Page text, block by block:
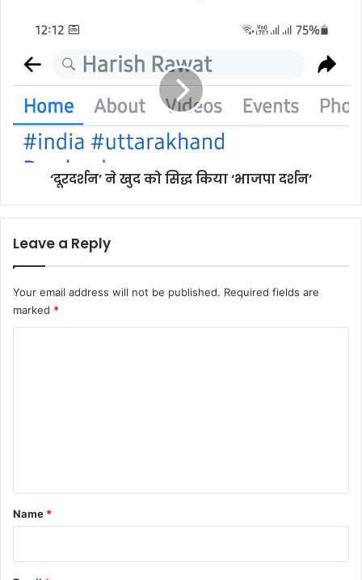
‘दूरदर्शन’
किया
‘भाजपा
दर्शन’
‘दूरदर्शन’ ने खुद को सिद्ध किया ‘भाजपा दर्शन’
Leave a Reply
Your email address will not be published. Required fields are
marked *
*
Name *